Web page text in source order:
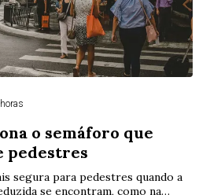
o semáforo que
pedestres
segura para pedestres quando a
se encontram, como na